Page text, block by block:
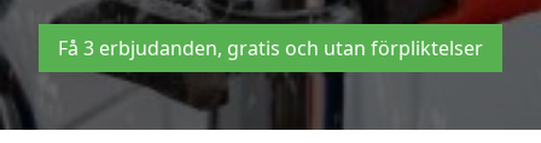
Få 3 erbjudanden, gratis och utan förpliktelser